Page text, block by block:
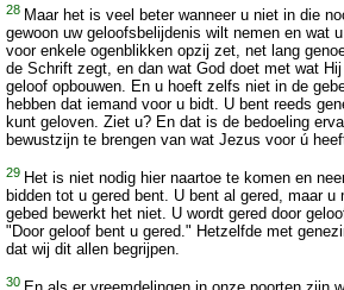
28 Maar het is veel beter wanneer u niet in die
gewoon uw geloofsbelijdenis wilt nemen en wat
voor enkele ogenblikken opzij zet, net lang
de Schrift zegt, en dan wat God doet met wat
geloof opbouwen. En u hoeft zelfs niet in de
hebben dat iemand voor u bidt. U bent reeds
kunt geloven. Ziet u? En dat is de bedoeling
bewustzijn te brengen van wat Jezus voor ú
29 Het is niet nodig hier naartoe te komen en
bidden tot u gered bent. U bent al gered, maar
gebed bewerkt het niet. U wordt gered door
"Door geloof bent u gered." Hetzelfde met
dat wij dit allen begrijpen.
30